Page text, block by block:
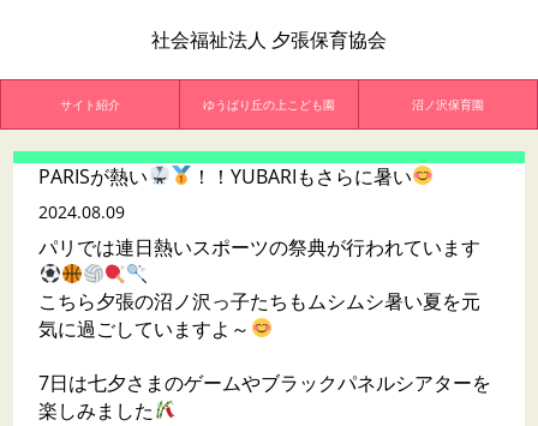
社会福祉法人 夕張保育協会
サイト紹介 ゆうばり丘の上こども園 沼ノ沢保育園
PARISが熱い ！！YUBARIもさらに暑い
2024.08.09
パリでは連日熱いスポーツの祭典が行われています
こちら夕張の沼ノ沢っ子たちもムシムシ暑い夏を元
気に過ごしていますよ～
7日は七夕さまのゲームやブラックパネルシアターを
楽しみました